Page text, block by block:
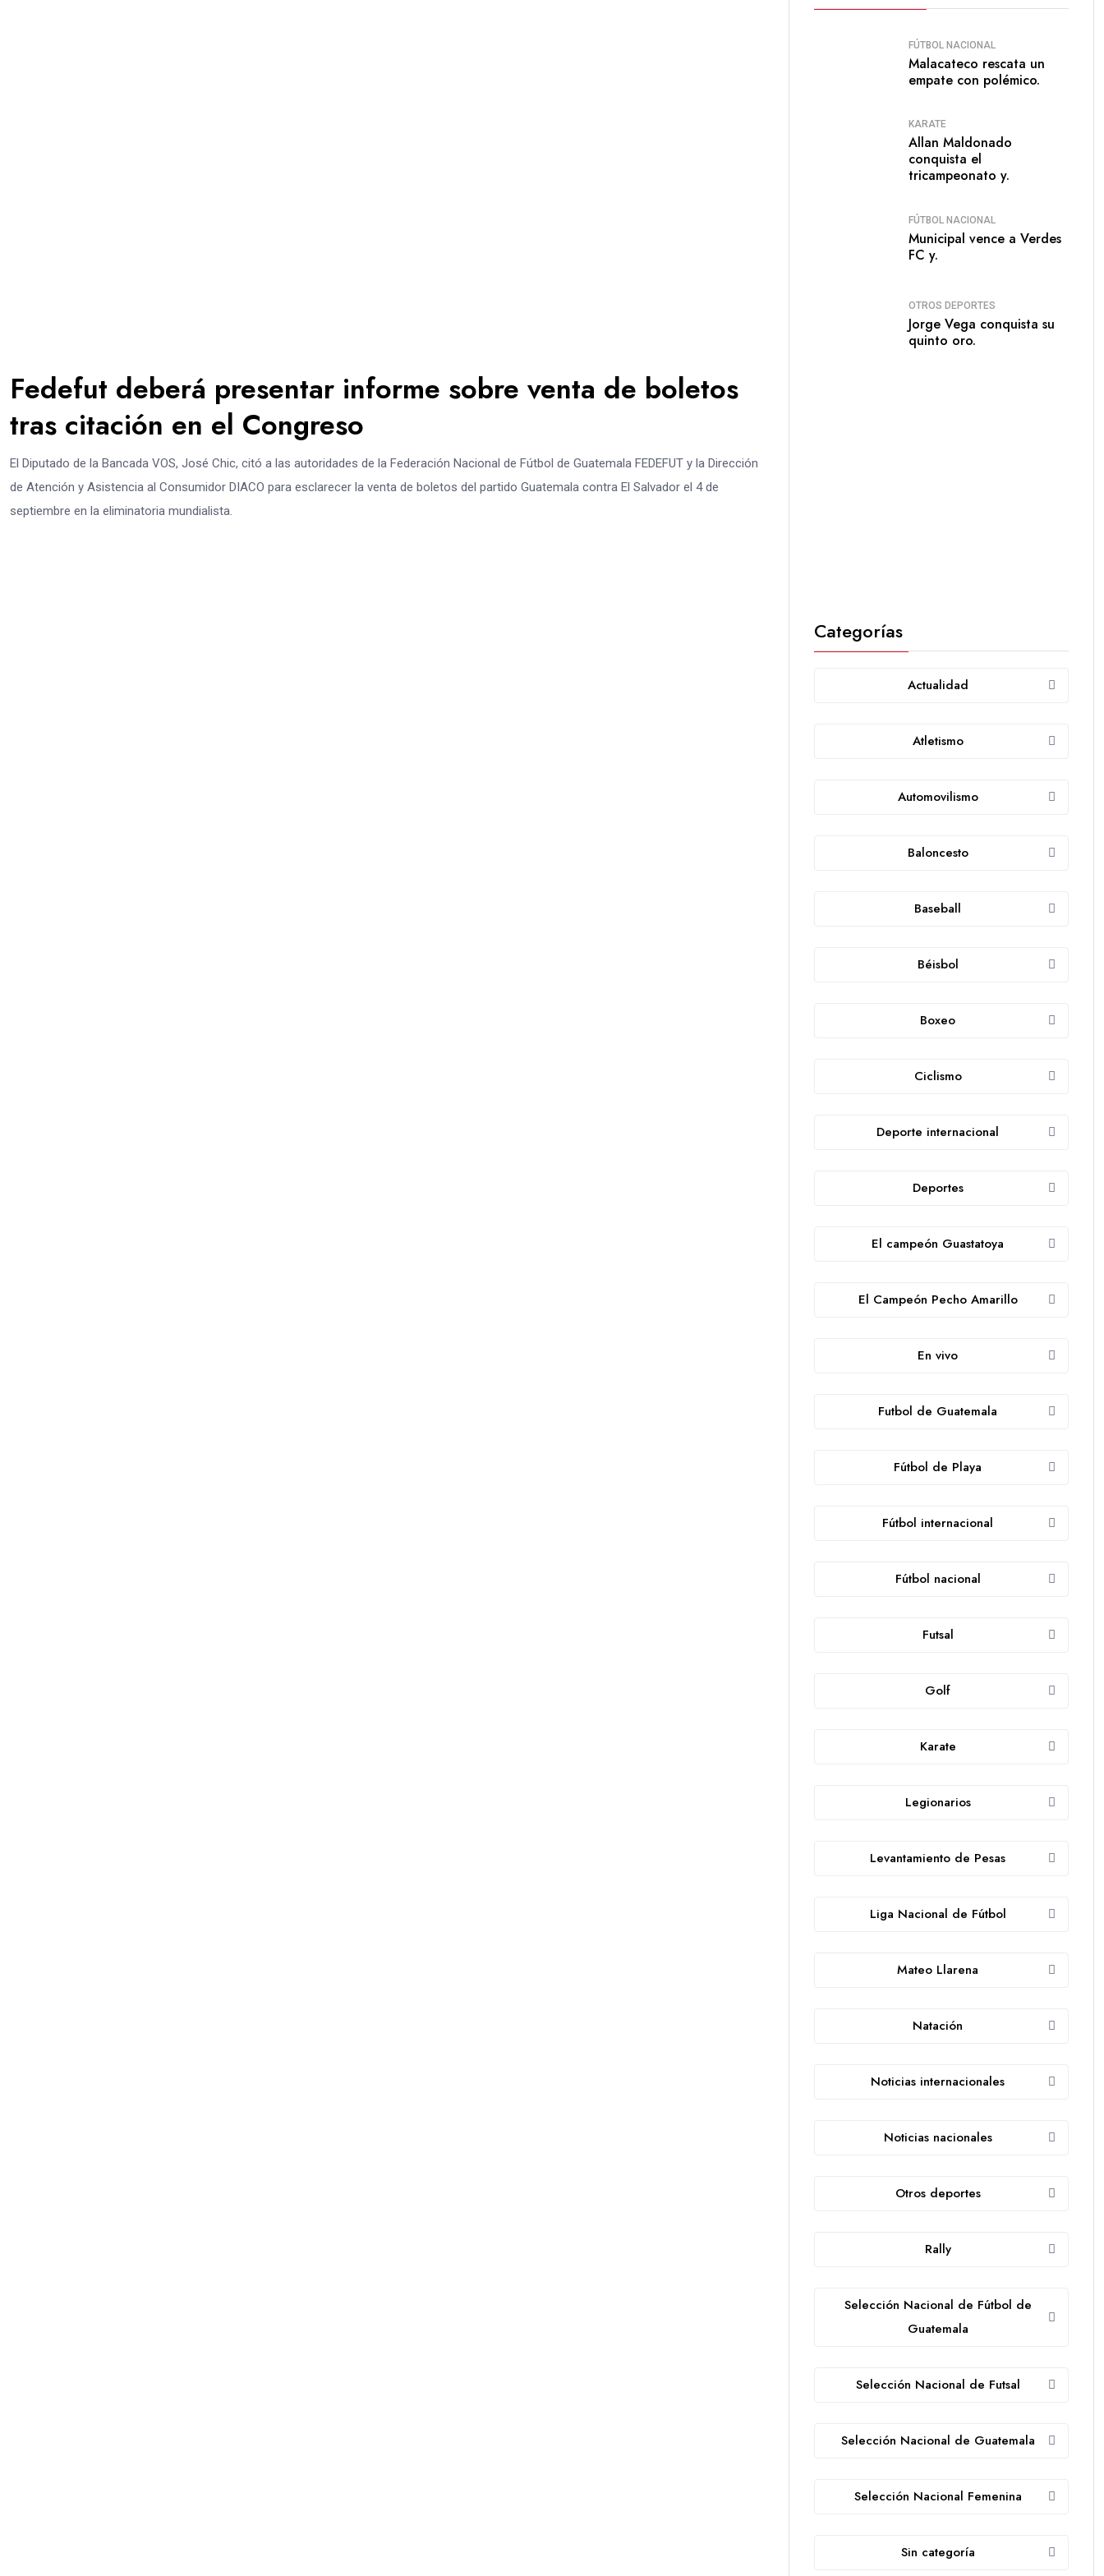
Fedefut deberá presentar informe sobre venta de boletos
tras citación en el Congreso
El Diputado de la Bancada VOS, José Chic, citó a las autoridades de la Federación Nacional de Fútbol de Guatemala FEDEFUT y la Dirección
de Atención y Asistencia al Consumidor DIACO para esclarecer la venta de boletos del partido Guatemala contra El Salvador el 4 de
septiembre en la eliminatoria mundialista.
FÚTBOL NACIONAL
Malacateco rescata un
empate con polémico.
KARATE
Allan Maldonado
conquista el
tricampeonato y.
FÚTBOL NACIONAL
Municipal vence a Verdes
FC y.
OTROS DEPORTES
Jorge Vega conquista su
quinto oro.
Categorías
Actualidad
Atletismo
Automovilismo
Baloncesto
Baseball
Béisbol
Boxeo
Ciclismo
Deporte internacional
Deportes
El campeón Guastatoya
El Campeón Pecho Amarillo
En vivo
Futbol de Guatemala
Fútbol de Playa
Fútbol internacional
Fútbol nacional
Futsal
Golf
Karate
Legionarios
Levantamiento de Pesas
Liga Nacional de Fútbol
Mateo Llarena
Natación
Noticias internacionales
Noticias nacionales
Otros deportes
Rally
Selección Nacional de Fútbol de
Guatemala
Selección Nacional de Futsal
Selección Nacional de Guatemala
Selección Nacional Femenina
Sin categoría